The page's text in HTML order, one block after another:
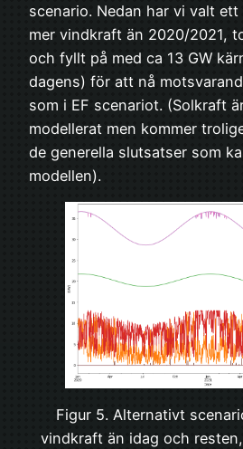
scenario. Nedan har vi valt ett
mer vindkraft än 2020/2021,
och fyllt på med ca 13 GW
dagens) för att nå
som i EF scenariot. (Solkraft
modellerat men kommer
de generella slutsatser som
modellen).
Figur 5. Alternativt
vindkraft än idag och